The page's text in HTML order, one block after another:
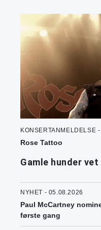
KONSERTANMELDELSE
Rose Tattoo
Gamle hunder
NYHET - 05.08.2026
Paul McCartney
første gang